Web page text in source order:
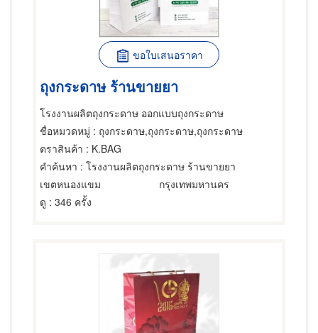
ขอใบเสนอราคา
ถุงกระดาษ ร้านขายยา
โรงงานผลิตถุงกระดาษ ออกแบบถุงกระดาษ
ชื่อหมวดหมู่ : ถุงกระดาษ,ถุงกระดาษ,ถุงกระดาษ
ตราสินค้า : K.BAG
คำค้นหา : โรงงานผลิตถุงกระดาษ ร้านขายยา
เขตหนองแขม
กรุงเทพมหานคร
ดู : 346 ครั้ง